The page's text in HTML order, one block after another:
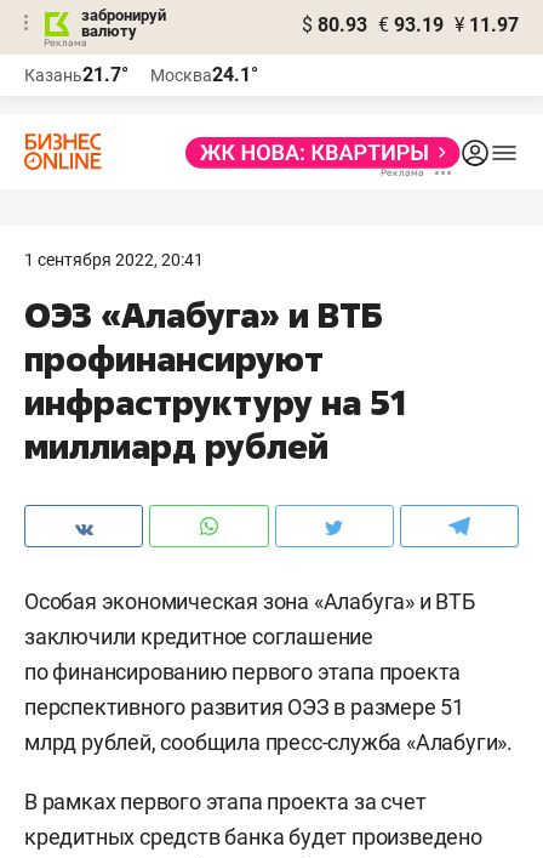
забронируй
валюту
$ 80.93 € 93.19 ¥ 11.97
Казань21.7° Москва24.1°
1 сентября 2022, 20:41
ОЭЗ «Алабуга» и ВТБ
профинансируют
инфраструктуру на 51
миллиард рублей
Особая экономическая зона «Алабуга» и ВТБ
заключили кредитное соглашение
по финансированию первого этапа проекта
перспективного развития ОЭЗ в размере 51
млрд рублей, сообщила пресс-служба «Алабуги».
В рамках первого этапа проекта за счет
кредитных средств банка будет произведено